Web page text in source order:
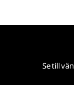
Se till